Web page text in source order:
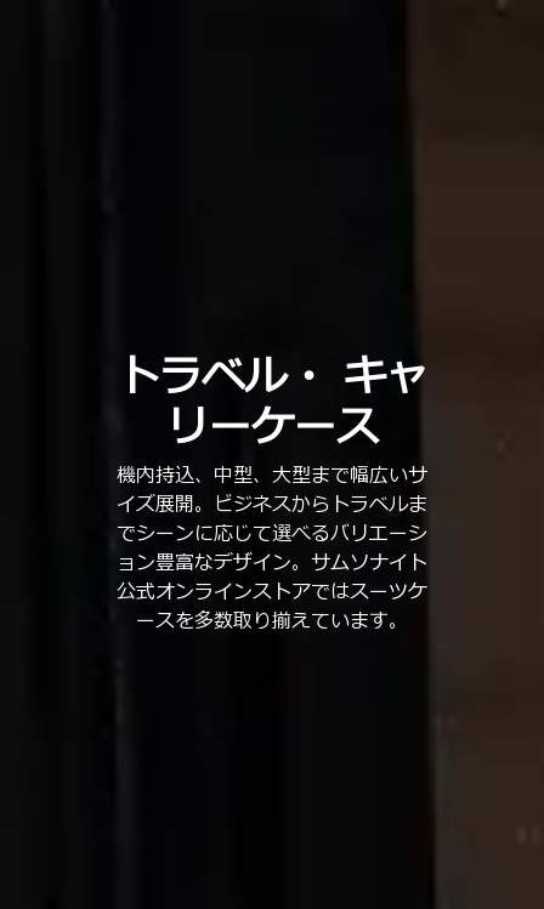
トラベル・ キャ
リーケース
機内持込、中型、大型まで幅広いサ
イズ展開。ビジネスからトラベルま
でシーンに応じて選べるバリエーシ
ョン豊富なデザイン。サムソナイト
公式オンラインストアではスーツケ
ースを多数取り揃えています。